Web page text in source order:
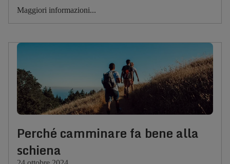
Maggiori informazioni...
Perché camminare fa bene alla
schiena